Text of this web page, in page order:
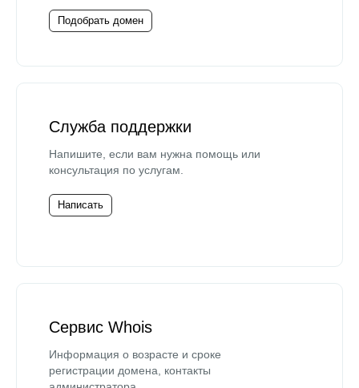
Подобрать домен
Служба поддержки
Напишите, если вам нужна помощь или
консультация по услугам.
Написать
Сервис Whois
Информация о возрасте и сроке
регистрации домена, контакты